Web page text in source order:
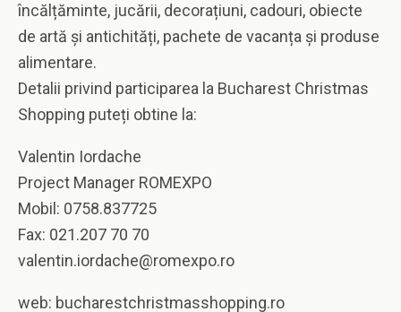
încălțăminte, jucării, decorațiuni, cadouri, obiecte
de artă și antichități, pachete de vacanța și produse
alimentare.
Detalii privind participarea la Bucharest Christmas
Shopping puteți obtine la:
Valentin Iordache
Project Manager ROMEXPO
Mobil: 0758.837725
Fax: 021.207 70 70
valentin.iordache@romexpo.ro
web: bucharestchristmasshopping.ro